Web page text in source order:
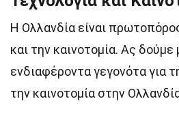
Η Ολλανδία είναι
και την καινοτομία. Ας δούμε
ενδιαφέροντα γεγονότα για
την καινοτομία στην